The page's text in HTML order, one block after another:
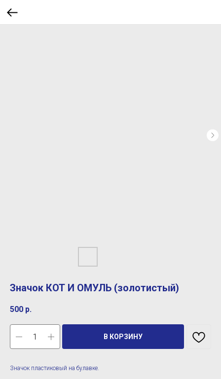
Значок КОТ И ОМУЛЬ (золотистый)
500 р.
В КОРЗИНУ
Значок пластиковый на булавке.